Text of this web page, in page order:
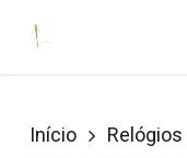
Início